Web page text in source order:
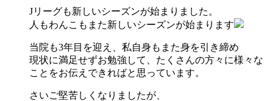
Jリーグも新しいシーズンが始まりました。
人もわんこもまた新しいシーズンが始まります
当院も3年目を迎え、私自身もまた身を引き締め
現状に満足せずお勉強して、たくさんの方々に様々な
ことをお伝えできればと思っています。
さいご堅苦しくなりましたが、